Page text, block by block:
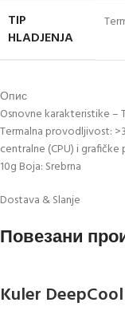
TIP
HLADJENJA
Опис
Osnovne karakteristike –
Termalna provodljivost:
centralne (CPU) i
10g Boja: Srebrna
Dostava & Slanje
Повезани
Kuler DeepCool